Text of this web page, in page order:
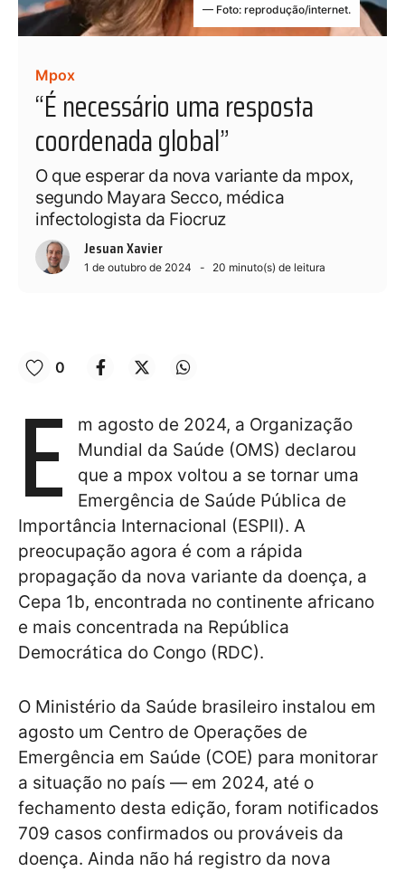
— Foto: reprodução/internet.
Mpox
“É necessário uma resposta
coordenada global”
O que esperar da nova variante da mpox,
segundo Mayara Secco, médica
infectologista da Fiocruz
Jesuan Xavier
1 de outubro de 2024 20 minuto(s) de leitura
0
E
m agosto de 2024, a Organização
Mundial da Saúde (OMS) declarou
que a mpox voltou a se tornar uma
Emergência de Saúde Pública de
Importância Internacional (ESPII). A
preocupação agora é com a rápida
propagação da nova variante da doença, a
Cepa 1b, encontrada no continente africano
e mais concentrada na República
Democrática do Congo (RDC).
O Ministério da Saúde brasileiro instalou em
agosto um Centro de Operações de
Emergência em Saúde (COE) para monitorar
a situação no país — em 2024, até o
fechamento desta edição, foram notificados
709 casos confirmados ou prováveis da
doença. Ainda não há registro da nova